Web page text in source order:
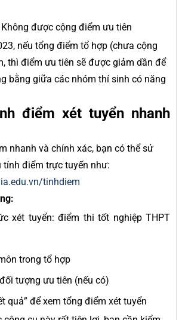
Không được cộng điểm ưu tiên
nếu tổng điểm tổ hợp (chưa cộng
thì điểm ưu tiên sẽ được giảm dần để
bằng giữa các nhóm thí sinh có năng
điểm xét tuyển nhanh
nhanh và chính xác, bạn có thể sử
tính điểm trực tuyến như:
tinhdiem
xét tuyển: điểm thi tốt nghiệp THPT
trong tổ hợp
tượng ưu tiên (nếu có)
quả” để xem tổng điểm xét tuyển